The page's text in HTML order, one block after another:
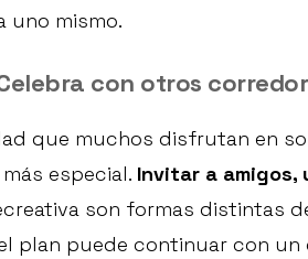
uno mismo.
con otros
que muchos disfrutan en
especial. Invitar a amigos,
son formas distintas
plan puede continuar con